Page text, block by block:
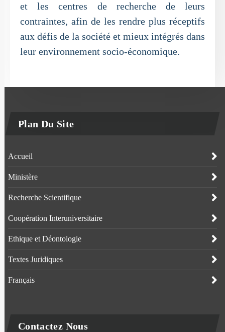
et les centres de recherche de leurs
contraintes, afin de les rendre plus réceptifs
aux défis de la société et mieux intégrés dans
leur environnement socio-économique.
Plan Du Site
Accueil
Ministère
Recherche Scientifique
Coopération Interuniversitaire
Ethique et Déontologie
Textes Juridiques
Français
Contactez Nous